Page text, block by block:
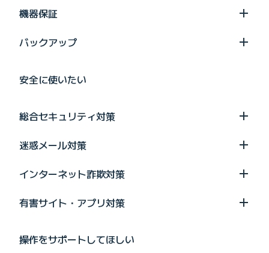
機器保証
バックアップ
安全に使いたい
総合セキュリティ対策
迷惑メール対策
インターネット詐欺対策
有害サイト・アプリ対策
操作をサポートしてほしい